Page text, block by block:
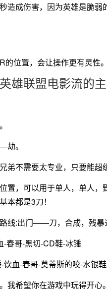
造成伤害，因为英雄是脆
的位置，会让操作更有灵性。
雄联盟电影流的主
。
弟不需要太专业，只要能超
置，可以用于单人，单人
本都是3刀！
线:出门——刀，合成，残暴
-春哥-黑切-CD鞋-冰锤
血-春哥-莫蒂斯的咬-水银鞋
我希望你在游戏中玩得开心。